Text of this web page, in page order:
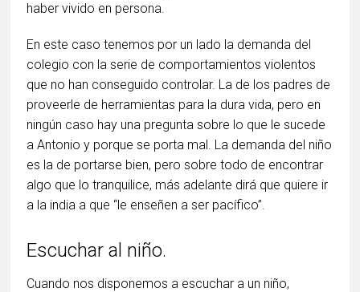
haber vivido en persona.
En este caso tenemos por un lado la demanda del
colegio con la serie de comportamientos violentos
que no han conseguido controlar. La de los padres de
proveerle de herramientas para la dura vida, pero en
ningún caso hay una pregunta sobre lo que le sucede
a Antonio y porque se porta mal. La demanda del niño
es la de portarse bien, pero sobre todo de encontrar
algo que lo tranquilice, más adelante dirá que quiere ir
a la india a que “le enseñen a ser pacífico”.
Escuchar al niño.
Cuando nos disponemos a escuchar a un niño,